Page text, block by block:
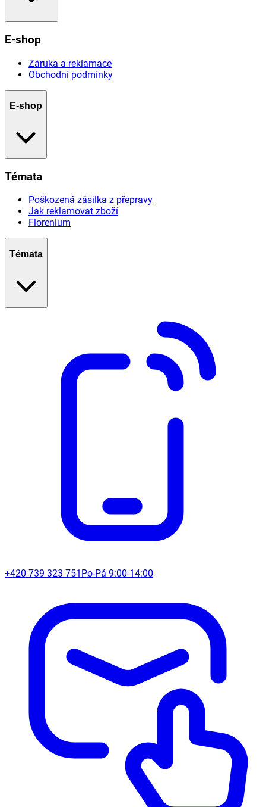
E-shop
Záruka a reklamace
Obchodní podmínky
E-shop
Témata
Poškozená zásilka z přepravy
Jak reklamovat zboží
Florenium
Témata
+420 739 323 751 Po-Pá 9:00-14:00